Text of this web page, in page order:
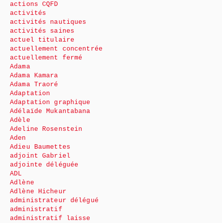
actions CQFD
activités
activités nautiques
activités saines
actuel titulaire
actuellement concentrée
actuellement fermé
Adama
Adama Kamara
Adama Traoré
Adaptation
Adaptation graphique
Adélaïde Mukantabana
Adèle
Adeline Rosenstein
Aden
Adieu Baumettes
adjoint Gabriel
adjointe déléguée
ADL
Adlène
Adlène Hicheur
administrateur délégué
administratif
administratif laisse